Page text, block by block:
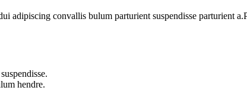
adipiscing convallis bulum parturient suspendisse parturient
hendre.